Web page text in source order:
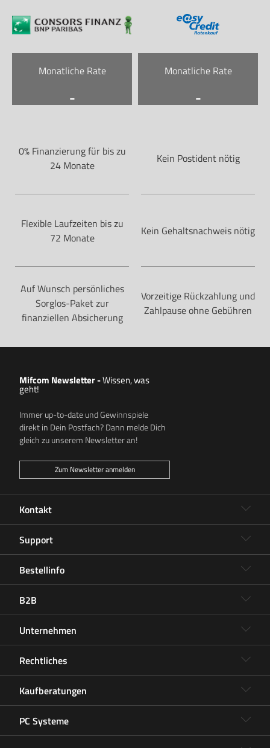
Monatliche Rate
-
0% Finanzierung für bis zu
24 Monate
Flexible Laufzeiten bis zu
72 Monate
Auf Wunsch persönliches
Sorglos-Paket zur
finanziellen Absicherung
Monatliche Rate
-
Kein Postident nötig
Kein Gehaltsnachweis nötig
Vorzeitige Rückzahlung und
Zahlpause ohne Gebühren
Kontakt
Support
Bestellinfo
B2B
Unternehmen
Rechtliches
Kaufberatungen
PC Systeme
Mifcom Newsletter-Wissen, was
geht!
Immer up-to-date und Gewinnspiele
direkt in Dein Postfach? Dann melde Dich
gleich zu unserem Newsletter an!
Zum Newsletter anmelden